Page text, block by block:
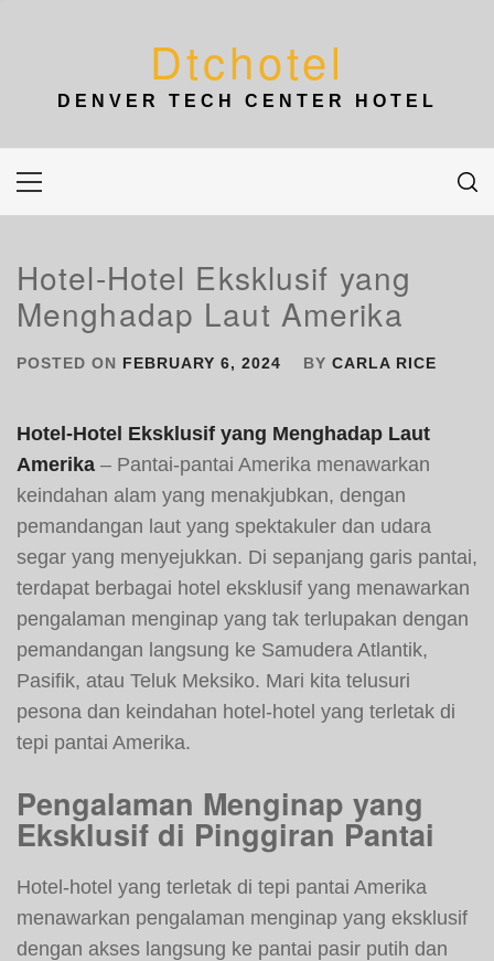
Dtchotel
DENVER TECH CENTER HOTEL
Primary
Menu
Hotel-Hotel Eksklusif yang
Menghadap Laut Amerika
POSTED ON FEBRUARY 6, 2024 BY CARLA RICE
Hotel-Hotel Eksklusif yang Menghadap Laut
Amerika – Pantai-pantai Amerika menawarkan
keindahan alam yang menakjubkan, dengan
pemandangan laut yang spektakuler dan udara
segar yang menyejukkan. Di sepanjang garis pantai,
terdapat berbagai hotel eksklusif yang menawarkan
pengalaman menginap yang tak terlupakan dengan
pemandangan langsung ke Samudera Atlantik,
Pasifik, atau Teluk Meksiko. Mari kita telusuri
pesona dan keindahan hotel-hotel yang terletak di
tepi pantai Amerika.
Pengalaman Menginap yang
Eksklusif di Pinggiran Pantai
Hotel-hotel yang terletak di tepi pantai Amerika
menawarkan pengalaman menginap yang eksklusif
dengan akses langsung ke pantai pasir putih dan